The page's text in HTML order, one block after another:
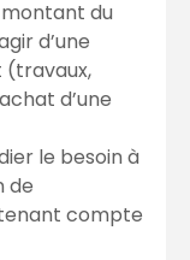
du
d’une
(travaux,
d’une
le besoin à
de
compte